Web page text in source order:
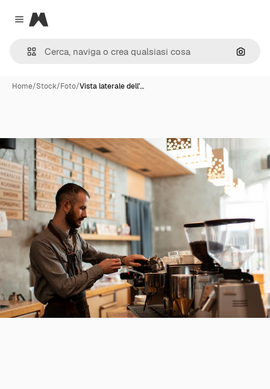
Close menu
Magnific
Cerca
Home/Stock/Foto/Vista laterale dell'…